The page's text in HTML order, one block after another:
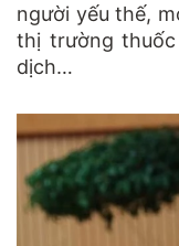
người yếu thế,
thị trường
dịch…